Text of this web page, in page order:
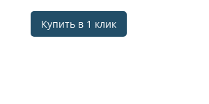
Купить в 1 клик